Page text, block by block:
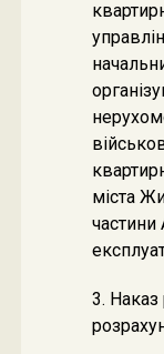
міста
частини
3. Наказ